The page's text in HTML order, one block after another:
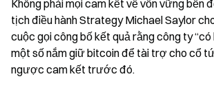
Không phải mọi cam kết về vốn vững bền
tịch điều hành Strategy Michael Saylor
cuộc gọi công bố kết quả rằng công ty “có
một số nắm giữ bitcoin để tài trợ cho cổ
ngược cam kết trước đó.